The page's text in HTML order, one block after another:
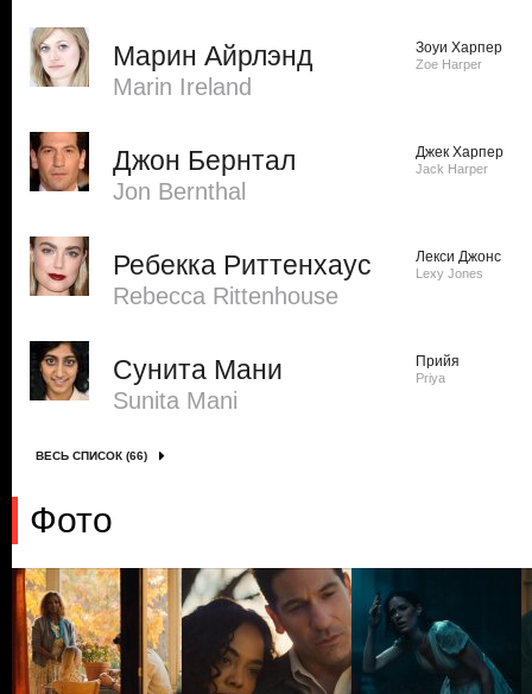
Марин Айрлэнд
Marin Ireland
Зоуи Харпер
Zoe Harper
Джон Бернтал
Jon Bernthal
Джек Харпер
Jack Harper
Ребекка Риттенхаус
Rebecca Rittenhouse
Лекси Джонс
Lexy Jones
Сунита Мани
Sunita Mani
Прийя
Priya
ВЕСЬ СПИСОК (66)
Фото